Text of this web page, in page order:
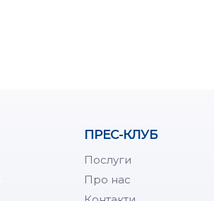
ПРЕС-КЛУБ
Послуги
Про нас